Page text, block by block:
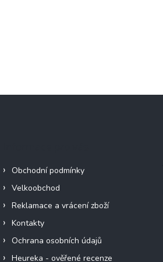
Obchodní podmínky
Velkoobchod
Reklamace a vrácení zboží
Kontakty
Ochrana osobních údajů
Heureka - ověřené recenze